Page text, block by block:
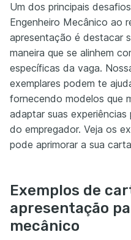
Um dos principais
Engenheiro Mecânico ao
apresentação é destacar
maneira que se alinhem
específicas da vaga.
exemplares podem te
fornecendo modelos que
adaptar suas
do empregador. Veja os
pode aprimorar a sua
Exemplos de
apresentação
mecânico